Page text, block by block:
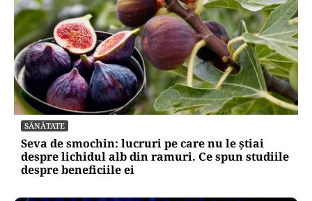
SĂNĂTATE
Seva de smochin: lucruri pe care nu le știai
despre lichidul alb din ramuri. Ce spun studiile
despre beneficiile ei